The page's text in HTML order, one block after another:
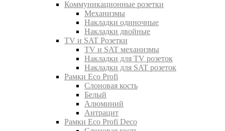
Коммуникационные розетки
Механизмы
Накладки одиночные
Накладки двойные
TV и SAT Розетки
TV и SAT механизмы
Накладки для TV розеток
Накладки для SAT розеток
Рамки Eco Profi
Слоновая кость
Белый
Алюминий
Антрацит
Рамки Eco Profi Deco